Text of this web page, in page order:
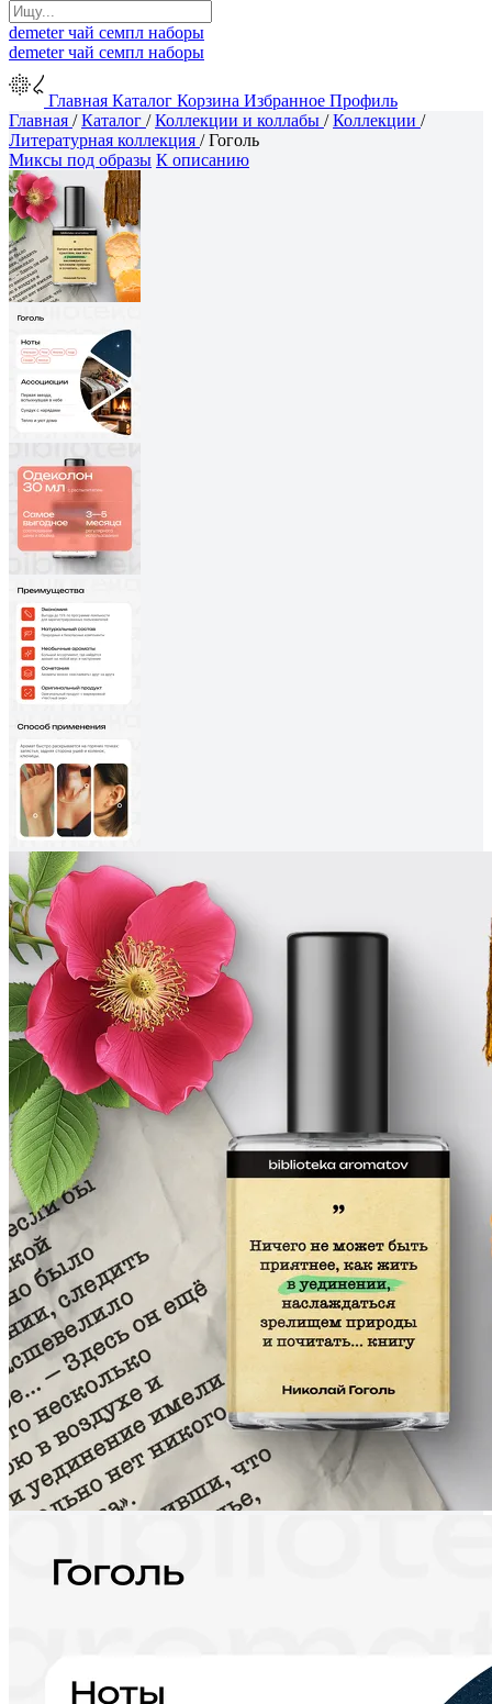
demeterчай семпл наборы
demeterчай семпл наборы
Главная Каталог Корзина Избранное Профиль
Главная /Каталог /Коллекции и коллабы /Коллекции /
Литературная коллекция /Гоголь
Миксы под образы К описанию